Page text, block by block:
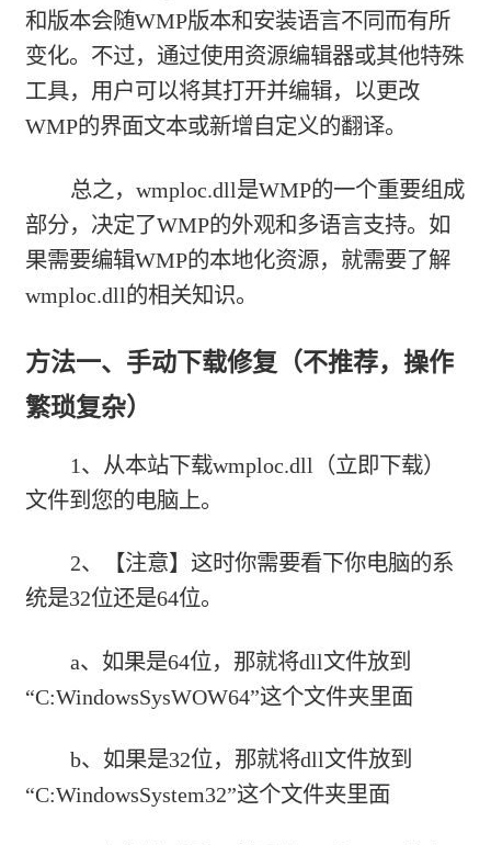
和版本会随WMP版本和安装语言不同而有所
变化。不过，通过使用资源编辑器或其他特殊
工具，用户可以将其打开并编辑，以更改
WMP的界面文本或新增自定义的翻译。
总之，wmploc.dll是WMP的一个重要组成
部分，决定了WMP的外观和多语言支持。如
果需要编辑WMP的本地化资源，就需要了解
wmploc.dll的相关知识。
方法一、手动下载修复（不推荐，操作
繁琐复杂）
1、从本站下载wmploc.dll（立即下载）
文件到您的电脑上。
2、【注意】这时你需要看下你电脑的系
统是32位还是64位。
a、如果是64位，那就将dll文件放到
“C:WindowsSysWOW64”这个文件夹里面
b、如果是32位，那就将dll文件放到
“C:WindowsSystem32”这个文件夹里面